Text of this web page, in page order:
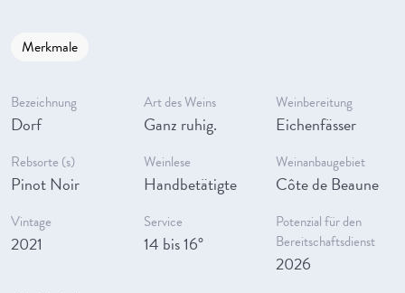
Merkmale
Bezeichnung
Dorf
Art des Weins
Ganz ruhig.
Weinbereitung
Eichenfässer
Rebsorte (s)
Pinot Noir
Weinlese
Handbetätigte
Weinanbaugebiet
Côte de Beaune
Vintage
2021
Service
14 bis 16°
Potenzial für den
Bereitschaftsdienst
2026